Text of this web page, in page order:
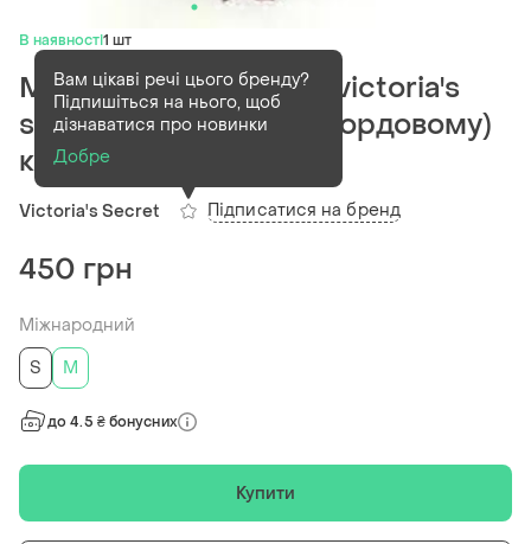
В наявності1 шт
Мереживний ромпер victoria's
secret у сливовому ( бордовому)
кольорі
Victoria's Secret
Вам цікаві речі цього бренду?
Підпишіться на нього, щоб
дізнаватися про новинки
Добре
Підписатися на бренд
450 грн
Міжнародний
S
M
до 4.5 ₴ бонусних
Купити